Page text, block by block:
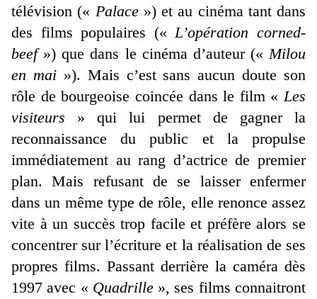
télévision (« Palace») et au cinéma tant dans
des films populaires («L’opération corned-
beef») que dans le cinéma d’auteur («Milou
en mai»). Mais c’est sans aucun doute son
rôle de bourgeoise coincée dans le film «Les
visiteurs » qui lui permet de gagner la
reconnaissance du public et la propulse
immédiatement au rang d’actrice de premier
plan. Mais refusant de se laisser enfermer
dans un même type de rôle, elle renonce assez
vite à un succès trop facile et préfère alors se
concentrer sur l’écriture et la réalisation de ses
propres films. Passant derrière la caméra dès
1997 avec « Quadrille», ses films connaitront